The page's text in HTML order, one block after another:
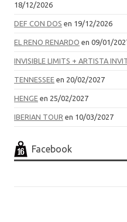
18/12/2026
DEF CON DOS en 19/12/2026
EL RENO RENARDO en 09/01/
INVISIBLE LIMITS + ARTISTA
TENNESSEE en 20/02/2027
HENGE en 25/02/2027
IBERIAN TOUR en 10/03/2027
Facebook